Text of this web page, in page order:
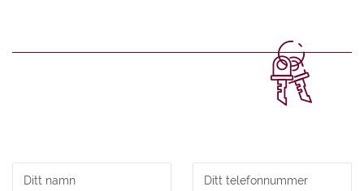
Ditt namn Ditt telefonnummer